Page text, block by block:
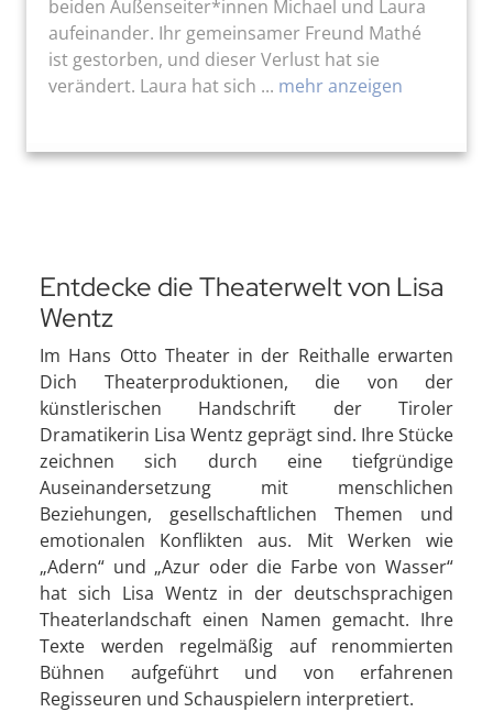
beiden Außenseiter*innen Michael und Laura
aufeinander. Ihr gemeinsamer Freund Mathé
ist gestorben, und dieser Verlust hat sie
verändert. Laura hat sich ... mehr anzeigen
Entdecke die Theaterwelt von Lisa
Wentz
Im Hans Otto Theater in der Reithalle erwarten
Dich Theaterproduktionen, die von der
künstlerischen Handschrift der Tiroler
Dramatikerin Lisa Wentz geprägt sind. Ihre Stücke
zeichnen sich durch eine tiefgründige
Auseinandersetzung mit menschlichen
Beziehungen, gesellschaftlichen Themen und
emotionalen Konflikten aus. Mit Werken wie
„Adern“ und „Azur oder die Farbe von Wasser“
hat sich Lisa Wentz in der deutschsprachigen
Theaterlandschaft einen Namen gemacht. Ihre
Texte werden regelmäßig auf renommierten
Bühnen aufgeführt und von erfahrenen
Regisseuren und Schauspielern interpretiert.